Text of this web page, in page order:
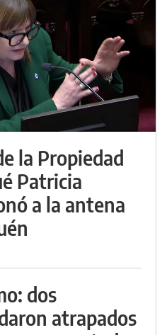
la Propiedad
Patricia
a la antena
dos
atrapados